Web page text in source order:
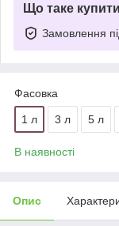
Що таке
Замовлення
Фасовка
1 л 3 л 5 л
В наявності
Опис